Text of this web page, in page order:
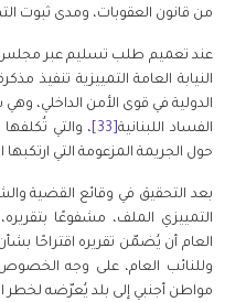
من قانون العقوبات، ومدى ثبوت
النيابة العامة التمييزية تنفيذ
الدولية في قوى الأمن الداخلي،
الفساد اللبنانية[33]
، والتي
حول الجريمة المزعومة التي
بعد التحقيق في وقائع القضية
التمييزي الملف، مشفوعًا
العام أن يُضمّن تقريره اقتراحًا
وللنائب العام، على وجه
مواطن أجنبي إلى بلد يُعرّضه لخطر